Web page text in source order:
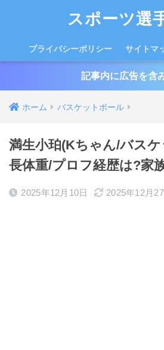
スポーツ選
プライバシーポリシー サイトマ
記事内に広告を含
ホーム バスケットボール
満生小珀(Kちゃん/バス
長体重/プロフ経歴は?家
2025年12月10日 2025年12月